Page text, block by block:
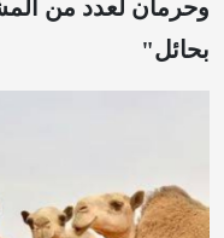
وحرمان لعدد من
بحائل"